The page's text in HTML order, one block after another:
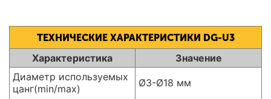
ТЕХНИЧЕСКИЕ ХАРАКТЕРИСТИКИ DG-U3
Характеристика
Значение
Диаметр используемых
цанг(min/max)
Ø3-Ø18 мм